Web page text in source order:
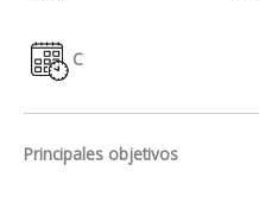
C
Principales objetivos